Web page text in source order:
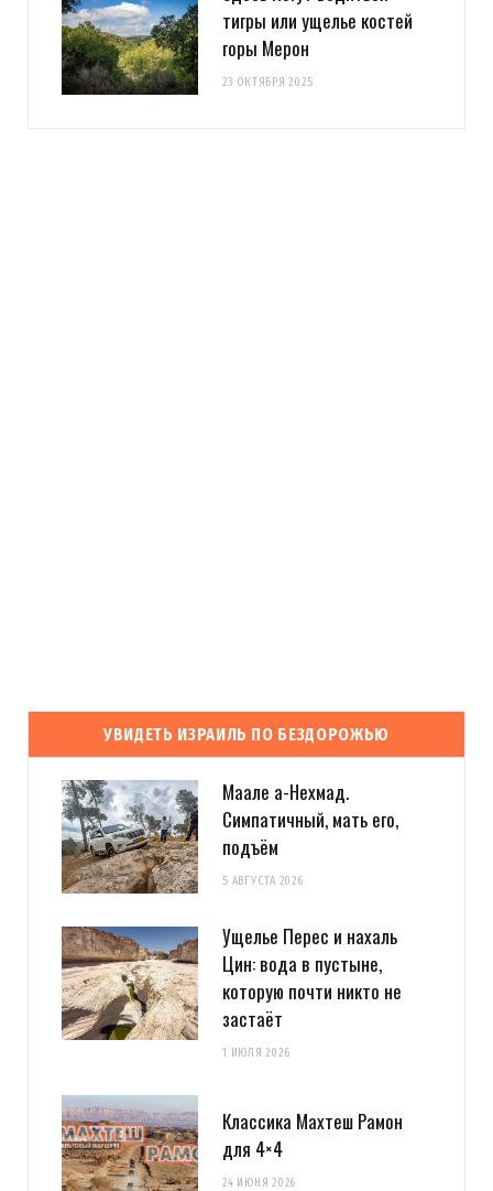
тигры или ущелье костей
горы Мерон
23 ОКТЯБРЯ 2025
УВИДЕТЬ ИЗРАИЛЬ ПО БЕЗДОРОЖЬЮ
Маале а-Нехмад.
Симпатичный, мать его,
подъём
5 АВГУСТА 2026
Ущелье Перес и нахаль
Цин: вода в пустыне,
которую почти никто не
застаёт
1 ИЮЛЯ 2026
Классика Махтеш Рамон
для 4×4
24 ИЮНЯ 2026